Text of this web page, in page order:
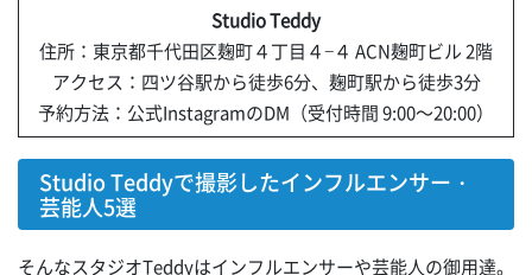
Studio Teddy
住所：東京都千代田区麹町４丁目４−４ ACN麹町ビル 2階
アクセス：四ツ谷駅から徒歩6分、麹町駅から徒歩3分
予約方法：公式InstagramのDM（受付時間 9:00～20:00）
Studio Teddyで撮影したインフルエンサー・
芸能人5選
そんなスタジオTeddyはインフルエンサーや芸能人の御用達。